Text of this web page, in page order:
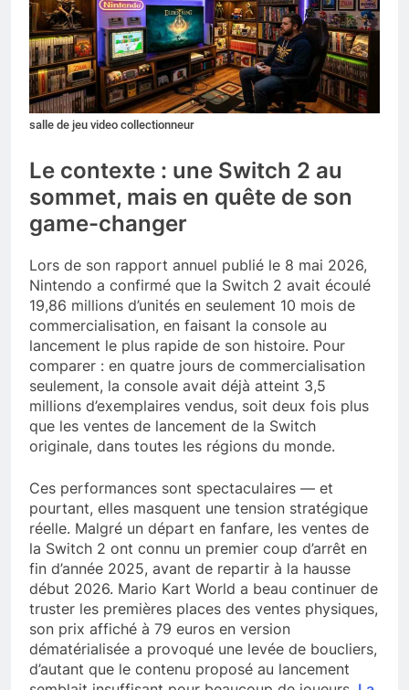
salle de jeu video collectionneur
Le contexte : une Switch 2 au
sommet, mais en quête de son
game-changer
Lors de son rapport annuel publié le 8 mai 2026,
Nintendo a confirmé que la Switch 2 avait écoulé
19,86 millions d’unités en seulement 10 mois de
commercialisation, en faisant la console au
lancement le plus rapide de son histoire. Pour
comparer : en quatre jours de commercialisation
seulement, la console avait déjà atteint 3,5
millions d’exemplaires vendus, soit deux fois plus
que les ventes de lancement de la Switch
originale, dans toutes les régions du monde.
Ces performances sont spectaculaires — et
pourtant, elles masquent une tension stratégique
réelle. Malgré un départ en fanfare, les ventes de
la Switch 2 ont connu un premier coup d’arrêt en
fin d’année 2025, avant de repartir à la hausse
début 2026. Mario Kart World a beau continuer de
truster les premières places des ventes physiques,
son prix affiché à 79 euros en version
dématérialisée a provoqué une levée de boucliers,
d’autant que le contenu proposé au lancement